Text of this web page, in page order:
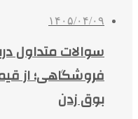
۱۴۰۵/۰۴/۰۹
سوالات متداول
فروشگاهی؛ از
بوق زدن